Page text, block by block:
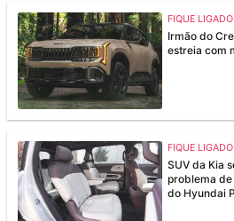
FIQUE LIGADO
Irmão do
estreia com
FIQUE LIGADO
SUV da Kia
problema
do Hyundai